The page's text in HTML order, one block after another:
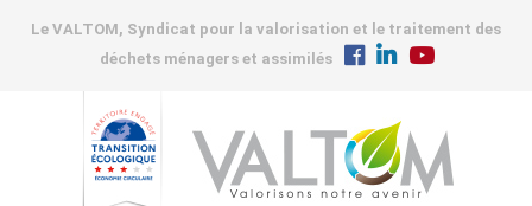
Le VALTOM, Syndicat pour la valorisation et le traitement des
déchets ménagers et assimilés